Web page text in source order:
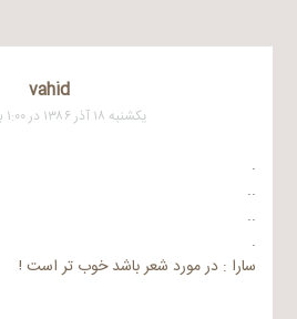
vahid
یکشنبه ۱۸ آذر ۱۳۸۶ در ۱:۰۰ بعد از ظهر
.
..
..
.
سارا : در مورد شعر باشد خوب تر است !